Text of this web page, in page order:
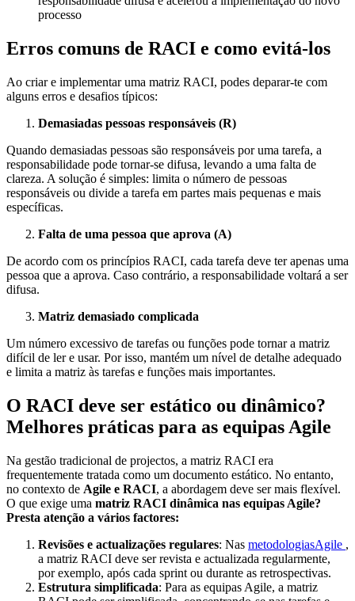
processo
Erros comuns de RACI e como evitá-los
Ao criar e implementar uma matriz RACI, podes deparar-te com
alguns erros e desafios típicos:
Demasiadas pessoas responsáveis (R)
Quando demasiadas pessoas são responsáveis por uma tarefa, a
responsabilidade pode tornar-se difusa, levando a uma falta de
clareza. A solução é simples: limita o número de pessoas
responsáveis ou divide a tarefa em partes mais pequenas e mais
específicas.
Falta de uma pessoa que aprova (A)
De acordo com os princípios RACI, cada tarefa deve ter apenas uma
pessoa que a aprova. Caso contrário, a responsabilidade voltará a ser
difusa.
Matriz demasiado complicada
Um número excessivo de tarefas ou funções pode tornar a matriz
difícil de ler e usar. Por isso, mantém um nível de detalhe adequado
e limita a matriz às tarefas e funções mais importantes.
O RACI deve ser estático ou dinâmico?
Melhores práticas para as equipas Agile
Na gestão tradicional de projectos, a matriz RACI era
frequentemente tratada como um documento estático. No entanto,
no contexto de Agile e RACI, a abordagem deve ser mais flexível.
O que exige uma matriz RACI dinâmica nas equipas Agile?
Presta atenção a vários factores:
Revisões e actualizações regulares: Nas metodologiasAgile ,
a matriz RACI deve ser revista e actualizada regularmente,
por exemplo, após cada sprint ou durante as retrospectivas.
Estrutura simplificada: Para as equipas Agile, a matriz